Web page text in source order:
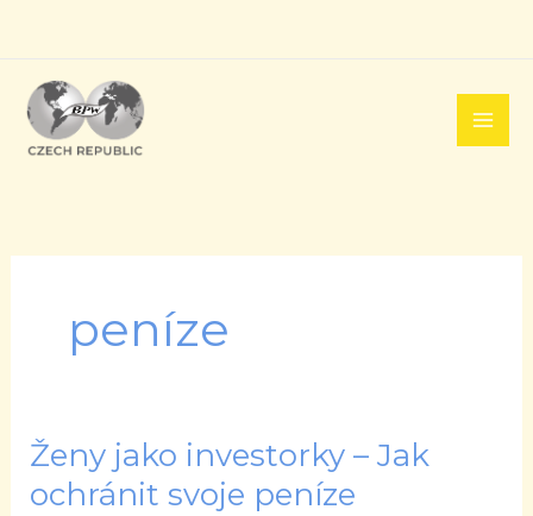
obsah
peníze
Ženy jako investorky – Jak
ochránit svoje peníze
Ženy
jako